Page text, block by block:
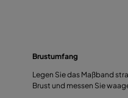
Brustumfang
Legen Sie das Maßband
Brust und messen Sie